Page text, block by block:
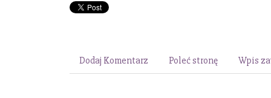
Dodaj Komentarz Poleć stronę Wpis